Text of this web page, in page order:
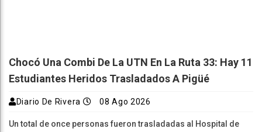
Chocó Una Combi De La UTN En La Ruta 33: Hay 11
Estudiantes Heridos Trasladados A Pigüé
Diario De Rivera 08 Ago 2026
Un total de once personas fueron trasladadas al Hospital de